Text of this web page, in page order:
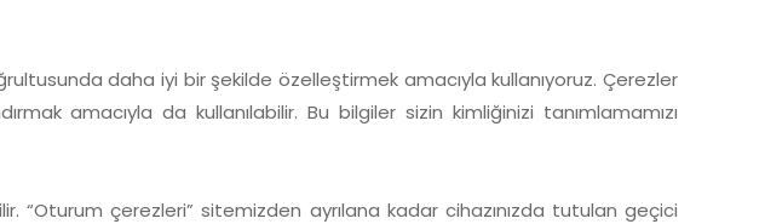
daha iyi bir şekilde özelleştirmek amacıyla kullanıyoruz. Çerezler
amacıyla da kullanılabilir. Bu bilgiler sizin kimliğinizi tanımlamamızı
“Oturum çerezleri” sitemizden ayrılana kadar cihazınızda tutulan geçici